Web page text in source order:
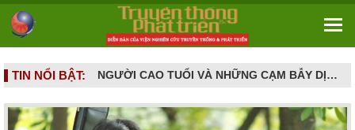
TIN NỔI BẬT:TOÀN CẢNH VĂN HÓA NGHỆ THUẬT THÁNG 5/2026: NHIỀU SỰ KIỆN TÔN VINH LỊCH SỬ, DI SẢN VÀ SÁNG TẠO ĐƯƠNG ĐẠI NGƯỜI CAO TUỔI VÀ NHỮNG CẠM BẪY DỊCH VỤ HIỆN ĐẠI - Khi khát vọng sống vui ở tuổi già bị dẫn dụ vào mê cung hợp đồng kỳ nghỉ